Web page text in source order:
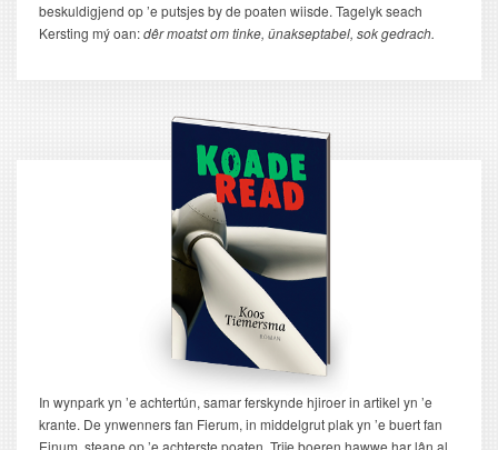
beskuldigjend op ’e putsjes by de poaten wiisde. Tagelyk seach
Kersting mý oan:dêr moatst om tinke, ûnakseptabel, sok gedrach.
In wynpark yn ’e achtertún, samar ferskynde hjiroer in artikel yn ’e
krante. De ynwenners fan Fierum, in middelgrut plak yn ’e buert fan
Einum, steane op ’e achterste poaten. Trije boeren hawwe har lân al